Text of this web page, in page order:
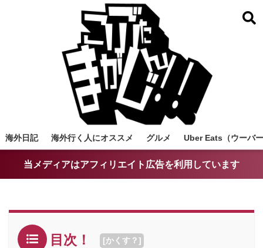
海外日記 海外行く人にオススメ グルメ Uber Eats（ウーバ
当メディアはアフィリエイト広告を利用しています
目次！ [かくす？]